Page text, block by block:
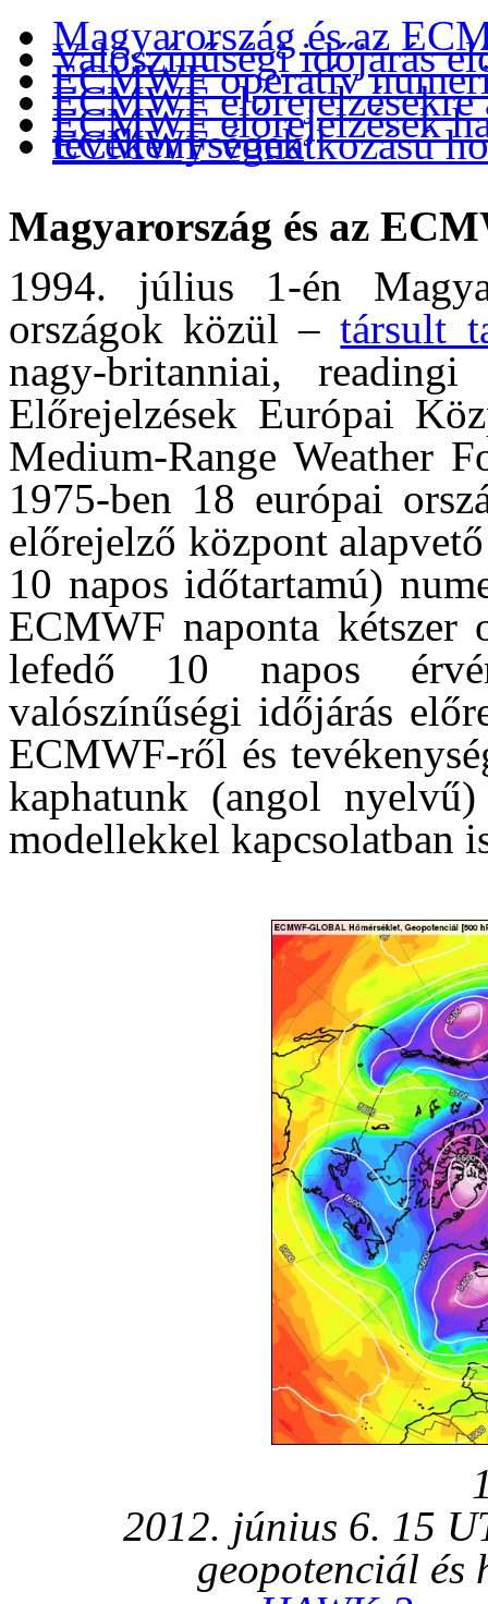
Magyarország és az
Valószínűségi időjárás
ECMWF operatív
ECMWF előrejelzésekre
tevékenységek
ECMWF előrejelzések
ECMWF vonatkozású
Magyarország és az
1994. július 1-én
országok közül –társult
nagy-britanniai,
Előrejelzések Európai
Medium-Range Weather
1975-ben 18 európai
előrejelző központ
10 napos időtartamú)
ECMWF naponta kétszer
lefedő 10 napos
valószínűségi időjárás
ECMWF-ről és
kaphatunk (angol
modellekkel kapcsolatban
2012. június 6. 15
geopotenciál és